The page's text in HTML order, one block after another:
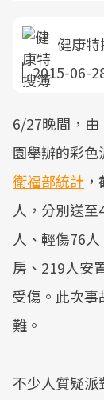
健康
2015-06-
6/27晚間，
園舉辦的彩色
衛福部統計
人，分別送
人、輕傷76
房、219人安
受傷。此次
難。
不少人質疑派